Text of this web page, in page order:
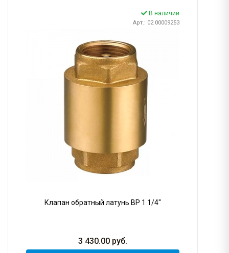
В наличии
Арт.: 02.00009253
Клапан обратный латунь ВР 1 1/4"
3 430.00 руб.